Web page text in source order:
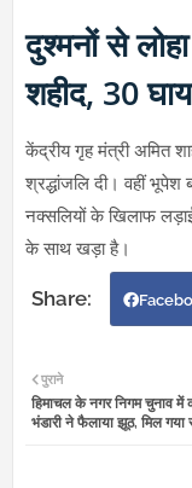
दुश्मनों से
शहीद, 30
केंद्रीय गृह मंत्री अमित
श्रद्धांजलि दी। वहीं
नक्सलियों के खिलाफ
के साथ खड़ा है।
पुराने
हिमाचल के नगर निगम चुनाव में
भंडारी ने फैलाया झूठ, मिल गया